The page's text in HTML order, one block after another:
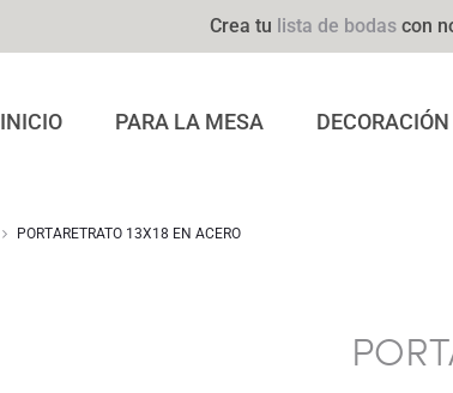
Crea tu lista de bodascon
INICIO PARA LA MESA DECORACIÓN
PORTARETRATO 13X18 EN ACERO